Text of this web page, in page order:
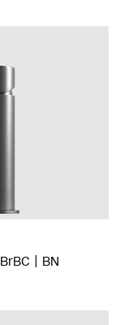
BrBC BN